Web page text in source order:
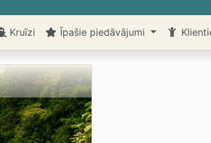
Kruīzi Īpašie piedāvājumi